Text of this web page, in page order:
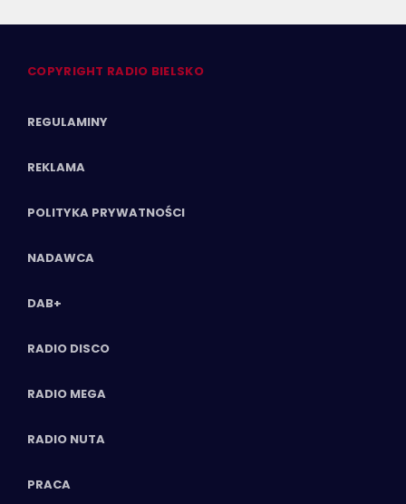
COPYRIGHT RADIO BIELSKO
REGULAMINY
REKLAMA
POLITYKA PRYWATNOŚCI
NADAWCA
DAB+
RADIO DISCO
RADIO MEGA
RADIO NUTA
PRACA